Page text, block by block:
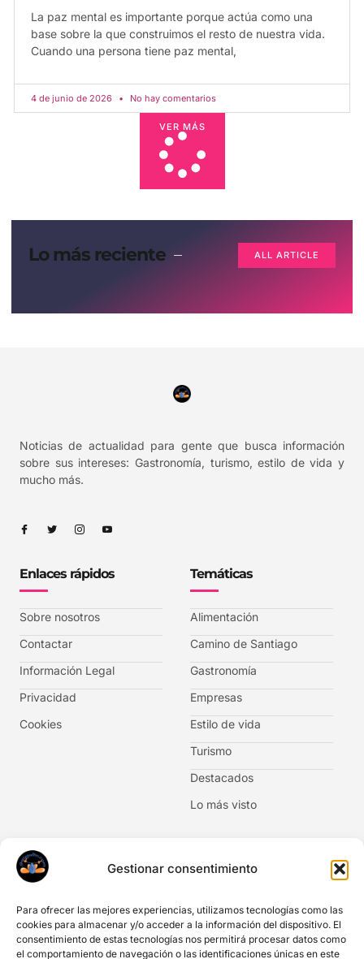
Gestionar consentimiento
Para ofrecer las mejores experiencias, utilizamos tecnologías como las
cookies para almacenar y/o acceder a la información del dispositivo. El
consentimiento de estas tecnologías nos permitirá procesar datos como
el comportamiento de navegación o las identificaciones únicas en este
La paz mental es importante porque actúa como una
base sobre la que construimos el resto de nuestra vida.
Cuando una persona tiene paz mental,
4 de junio de 2026 No hay comentarios
VER MÁS
Lo más reciente ALL ARTICLE
Noticias de actualidad para gente que busca información
sobre sus intereses: Gastronomía, turismo, estilo de vida y
mucho más.
Enlaces rápidos
Sobre nosotros
Contactar
Información Legal
Privacidad
Cookies
Temáticas
Alimentación
Camino de Santiago
Gastronomía
Empresas
Estilo de vida
Turismo
Destacados
Lo más visto
Newsletter
noticias.